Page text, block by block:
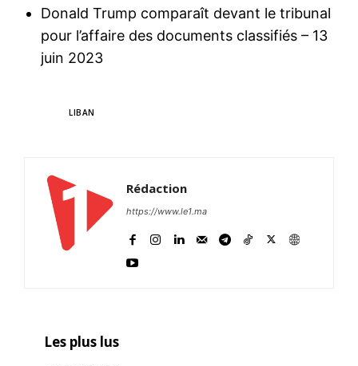
Donald Trump comparaît devant le tribunal
pour l’affaire des documents classifiés – 13
juin 2023
LIBAN
Rédaction
https://www.le1.ma
Les plus lus